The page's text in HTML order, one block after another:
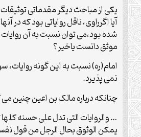
یکی از مباحث دیگر مقدماتی
آیا اگرراوی، ناقل روایاتی بود که در
شده بود،می توان نسبت به آن روایات
موثق دانست یاخیر؟
امام(ره) نسبت به این گونه روایات،
نمی پذیرد.
چنانکه درباره مالک بن اعین چنین
… والروایات التی تدل علی حسنه
یمکن الوثوق بحال الرجل من قول